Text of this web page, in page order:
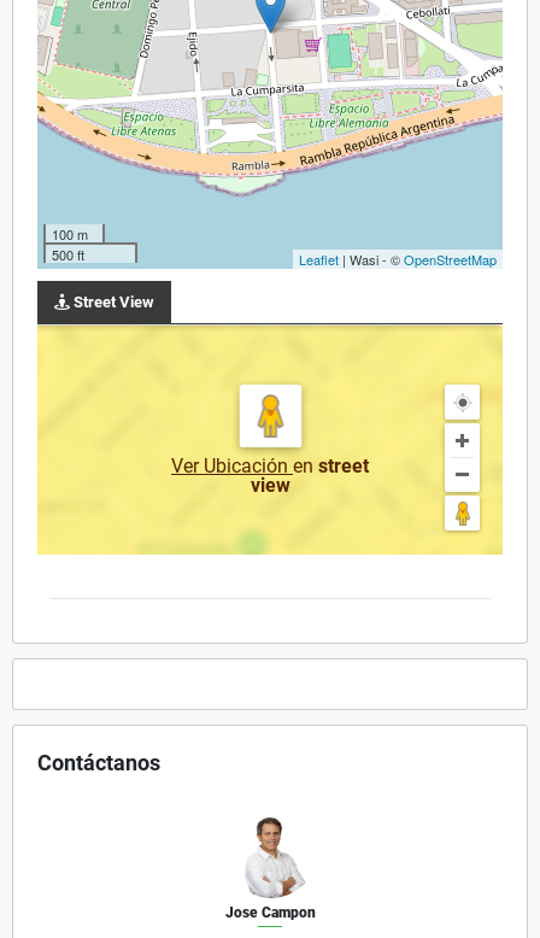
100 m
500 ft
Leaflet | Wasi - ©OpenStreetMap
Street View
Ver Ubicación en street
view
Contáctanos
Jose Campon